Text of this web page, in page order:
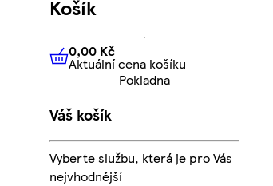
Košík
0,00 KčAktuální cena košíku
0,00 Kč
Aktuální cena košíku
Pokladna
Váš košík
Vyberte službu, která je pro Vás
nejvhodnější